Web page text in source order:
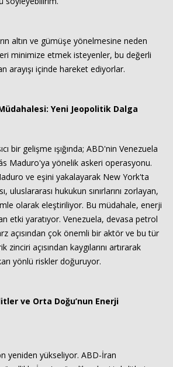
altın ve gümüşe yönelmesine neden
minimize etmek isteyenler, bu değerli
arayışı içinde hareket ediyorlar.
Yeni Jeopolitik Dalga
bir gelişme ışığında; ABD'nin Venezuela
Maduro'ya yönelik askeri operasyonu.
ve eşini yakalayarak New York'ta
uluslararası hukukun sınırlarını zorlayan,
olarak eleştiriliyor. Bu müdahale, enerji
etki yaratıyor. Venezuela, devasa petrol
açısından çok önemli bir aktör ve bu tür
zinciri açısından kaygılarını artırarak
yönlü riskler doğuruyor.
ve Orta Doğu’nun Enerji
yeniden yükseliyor. ABD-İran